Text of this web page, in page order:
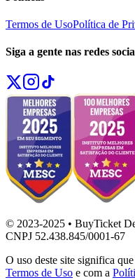
Termos de UsoPolítica de
Siga a gente nas redes
© 2023-2025 • BuyTicket
CNPJ 52.438.845/0001-67
O uso deste site significa
Termos de Uso e com a